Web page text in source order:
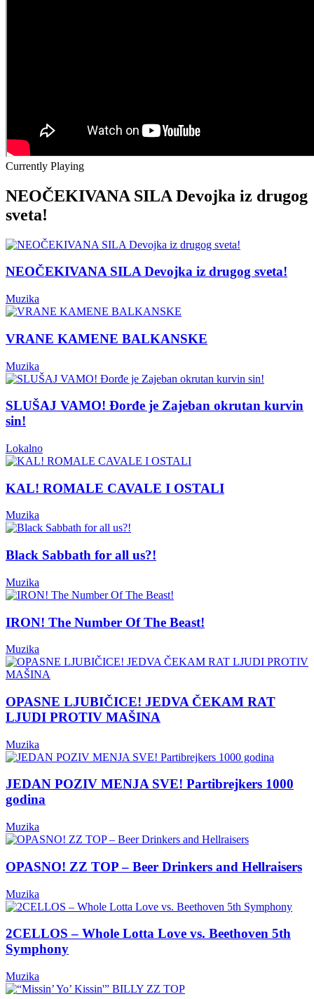
Currently Playing
NEOČEKIVANA SILA Devojka iz drugog
sveta!
NEOČEKIVANA SILA Devojka iz drugog sveta!
Muzika
VRANE KAMENE BALKANSKE
Muzika
SLUŠAJ VAMO! Đorđe je Zajeban okrutan kurvin
sin!
Lokalno
KAL! ROMALE CAVALE I OSTALI
Muzika
Black Sabbath for all us?!
Muzika
IRON! The Number Of The Beast!
Muzika
OPASNE LJUBIČICE! JEDVA ČEKAM RAT
LJUDI PROTIV MAŠINA
Muzika
JEDAN POZIV MENJA SVE! Partibrejkers 1000
godina
Muzika
OPASNO! ZZ TOP – Beer Drinkers and Hellraisers
Muzika
2CELLOS – Whole Lotta Love vs. Beethoven 5th
Symphony
Muzika